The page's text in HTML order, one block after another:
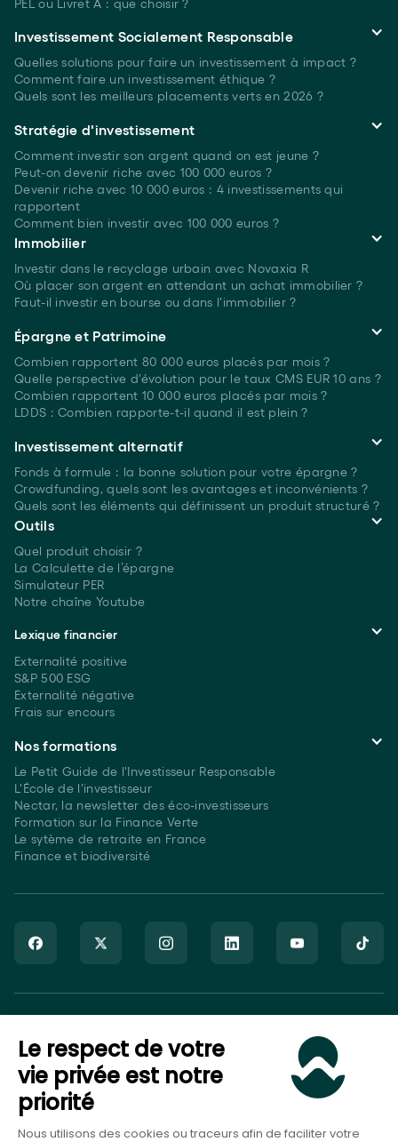
Le respect de votre
vie privée est notre
priorité
Nous utilisons des cookies ou traceurs afin de faciliter votre
PEL ou Livret A : que choisir ?
Investissement Socialement Responsable
Quelles solutions pour faire un investissement à impact ?
Comment faire un investissementéthique ?
Quels sont les meilleurs placements vertsen 2026 ?
Stratégie d'investissement
Comment investir son argent quand on est jeune ?
Peut-on devenir riche avec 100 000 euros ?
Devenir riche avec 10 000 euros : 4 investissements qui
rapportent
Comment bien investir avec 100 000 euros ?
Immobilier
Investir dans le recyclage urbain avec Novaxia R
Où placer son argent en attendant un achat immobilier ?
Faut-il investir en bourse ou dans l'immobilier ?
Épargne et Patrimoine
Combien rapportent 80 000 euros placés par mois ?
Quelle perspective d'évolution pour le taux CMS EUR 10 ans ?
Combien rapportent 10 000 euros placés par mois ?
LDDS : Combien rapporte-t-il quand il est plein ?
Investissement alternatif
Fonds à formule : la bonne solution pour votre épargne ?
Crowdfunding, quels sont les avantages et inconvénients ?
Quels sont les éléments qui définissent un produit structuré ?
Outils
Quel produit choisir ?
La Calculette de l’épargne
Simulateur PER
Notre chaîne Youtube
Lexique financier
Externalité positive
S&P 500 ESG
Externalité négative
Frais sur encours
Nos formations
Le Petit Guide de l'Investisseur Responsable
L'École de l'investisseur
Nectar, la newsletter des éco-investisseurs
Formation sur la Finance Verte
Le sytème de retraite en France
Finance et biodiversité
20007544 en tant que Courtier en Assurance (COA), Mandataire
non-exclusif en opérations de banque et en services de
paiement (MOBSP), activités régulées par l’ACPR et en tant que
Conseiller en Investissement Financier (CIF), activité régulée par
l’AMF.